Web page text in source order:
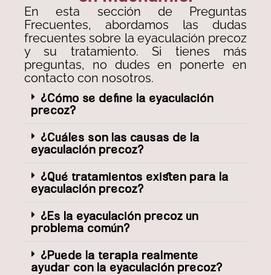
En esta sección de Preguntas
Frecuentes, abordamos las dudas
frecuentes sobre la eyaculación precoz
y su tratamiento. Si tienes más
preguntas, no dudes en ponerte en
contacto con nosotros.
¿Cómo se define la eyaculación
precoz?
¿Cuáles son las causas de la
eyaculación precoz?
¿Qué tratamientos existen para la
eyaculación precoz?
¿Es la eyaculación precoz un
problema común?
¿Puede la terapia realmente
ayudar con la eyaculación precoz?